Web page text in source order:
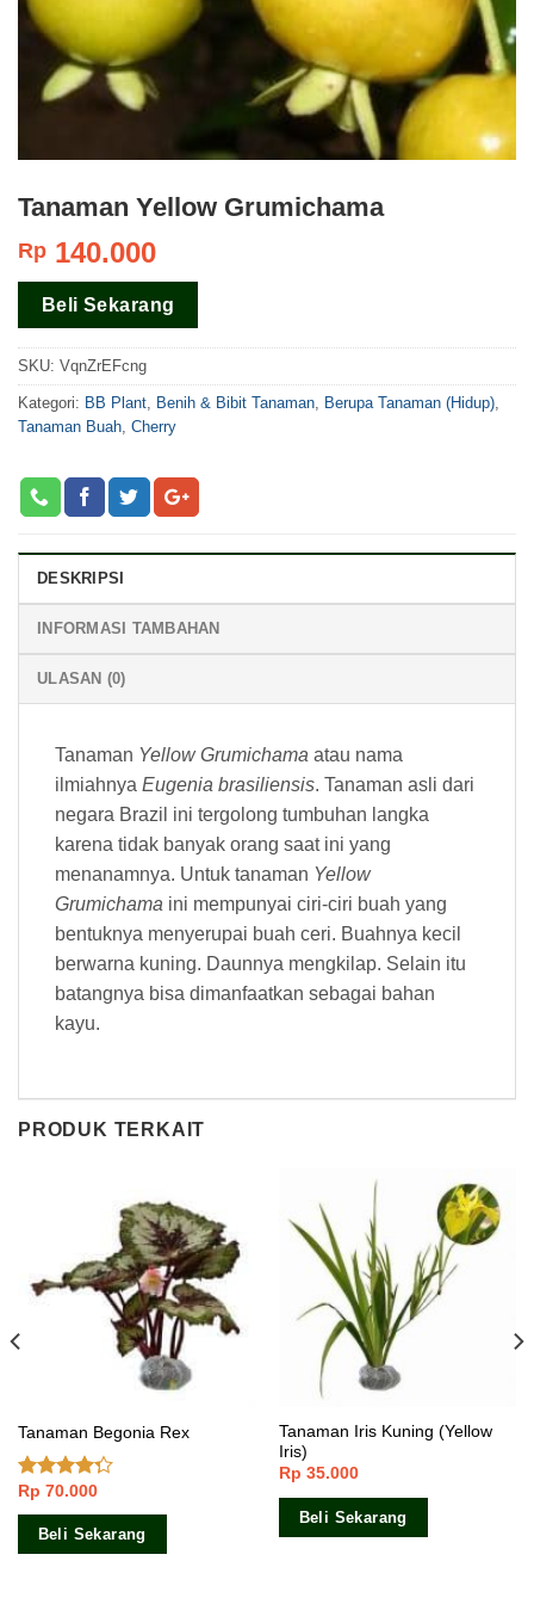
Tanaman Yellow Grumichama
Rp 140.000
Beli Sekarang
SKU: VqnZrEFcng
Kategori: BB Plant Benih & Bibit Tanaman Berupa Tanaman (Hidup)
Tanaman Buah Cherry
DESKRIPSI
INFORMASI TAMBAHAN
ULASAN (0)
Tanaman Yellow Grumichama atau nama
ilmiahnya Eugenia brasiliensis. Tanaman asli dari
negara Brazil ini tergolong tumbuhan langka
karena tidak banyak orang saat ini yang
menanamnya. Untuk tanaman Yellow
Grumichama ini mempunyai ciri-ciri buah yang
bentuknya menyerupai buah ceri. Buahnya kecil
berwarna kuning. Daunnya mengkilap. Selain itu
batangnya bisa dimanfaatkan sebagai bahan
kayu.
PRODUK TERKAIT
Tanaman Begonia Rex
Dinilai
4.00dari
Rp 70.000
Beli Sekarang
Tanaman Iris Kuning (Yellow
Iris)
Rp 35.000
Beli Sekarang